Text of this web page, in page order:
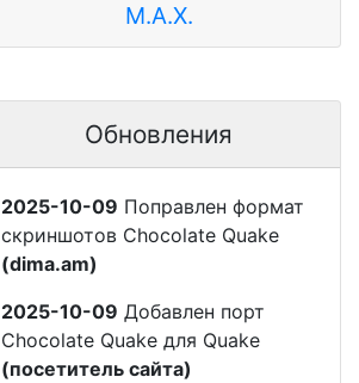
M.A.X.
Обновления
2025-10-09 Поправлен формат
скриншотов Chocolate Quake
(dima.am)
2025-10-09 Добавлен порт
Chocolate Quake для Quake
(посетитель сайта)